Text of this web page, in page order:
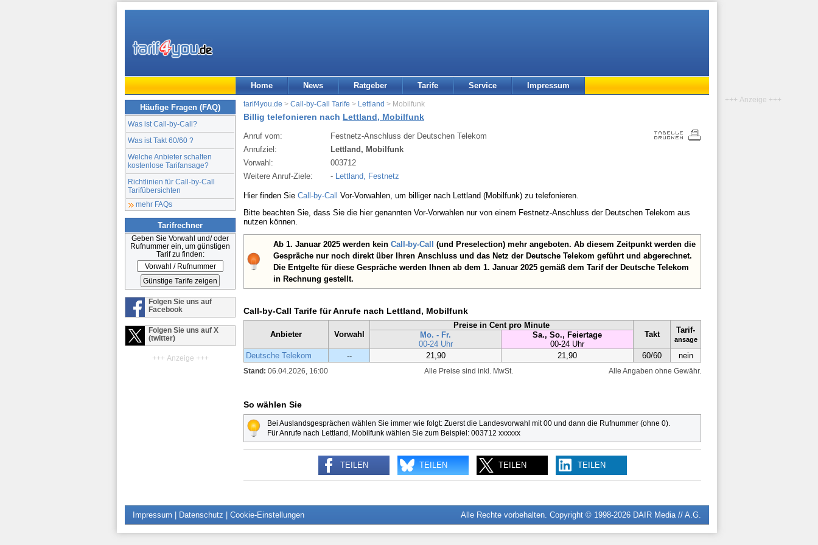
Home News Ratgeber Tarife Service Impressum
Häufige Fragen (FAQ)
Was ist Call-by-Call?
Was ist Takt 60/60 ?
Welche Anbieter schalten
kostenlose Tarifansage?
Richtlinien für Call-by-Call
Tarifübersichten
mehr FAQs
Tarifrechner
Geben Sie Vorwahl und/ oder
Rufnummer ein, um günstigen
Tarif zu finden:
Folgen Sie uns auf
Facebook
Folgen Sie uns auf X
(twitter)
+++ Anzeige +++
tarif4you.de > Call-by-Call Tarife > Lettland > Mobilfunk
Billig telefonieren nach Lettland, Mobilfunk
Anruf vom:
Festnetz-Anschluss der Deutschen Telekom
Anrufziel:
Lettland, Mobilfunk
Vorwahl:
003712
Weitere Anruf-Ziele:
- Lettland, Festnetz
Hier finden Sie Call-by-Call Vor-Vorwahlen, um billiger nach Lettland (Mobilfunk) zu telefonieren.
Bitte beachten Sie, dass Sie die hier genannten Vor-Vorwahlen nur von einem Festnetz-Anschluss der Deutschen Telekom aus
nutzen können.
Ab 1. Januar 2025 werden kein Call-by-Call (und Preselection) mehr angeboten. Ab diesem Zeitpunkt werden die
Gespräche nur noch direkt über Ihren Anschluss und das Netz der Deutsche Telekom geführt und abgerechnet.
Die Entgelte für diese Gespräche werden Ihnen ab dem 1. Januar 2025 gemäß dem Tarif der Deutsche Telekom
in Rechnung gestellt.
Call-by-Call Tarife für Anrufe nach Lettland, Mobilfunk
Anbieter Vorwahl
Preise in Cent pro Minute
Takt
Tarif-
ansage
Mo. - Fr.
00-24 Uhr
Sa., So., Feiertage
00-24 Uhr
Deutsche Telekom
-- 21,90 21,90 60/60 nein
Stand: 06.04.2026, 16:00 Alle Angaben ohne Gewähr.
Alle Preise sind inkl. MwSt.
So wählen Sie
Bei Auslandsgesprächen wählen Sie immer wie folgt: Zuerst die Landesvorwahl mit 00 und dann die Rufnummer (ohne 0).
Für Anrufe nach Lettland, Mobilfunk wählen Sie zum Beispiel: 003712 xxxxxx
TEILEN TEILEN TEILEN TEILEN
+++ Anzeige +++
Alle Rechte vorbehalten. Copyright © 1998-2026 DAIR Media // A.G.
Impressum Datenschutz Cookie-Einstellungen